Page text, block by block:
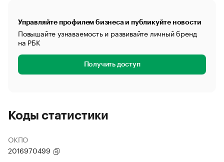
Управляйте профилем бизнеса и публикуйте новости
Повышайте узнаваемость и развивайте личный бренд
на РБК
Получить доступ
Коды статистики
ОКПО
2016970499